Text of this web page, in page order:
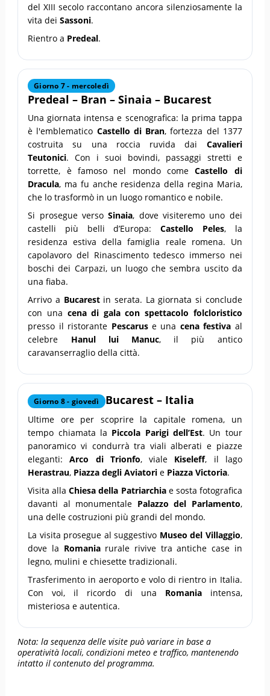
del XIII secolo raccontano ancora silenziosamente la
vita deiSassoni.
Rientro a Predeal.
Giorno 7 - mercoledì
Predeal – Bran – Sinaia – Bucarest
Una giornata intensa e scenografica: la prima tappa
è l'emblematico Castello di Bran, fortezza del 1377
costruita su una roccia ruvida dai Cavalieri
Teutonici. Con i suoi bovindi, passaggi stretti e
torrette, è famoso nel mondo comeCastello di
Dracula, ma fu anche residenza della regina Maria,
che lo trasformò in un luogo romantico e nobile.
Si prosegue versoSinaia, dove visiteremo uno dei
castelli più belli d’Europa:Castello Peles, la
residenza estiva della famiglia reale romena. Un
capolavoro del Rinascimento tedesco immerso nei
boschi dei Carpazi, un luogo che sembra uscito da
una fiaba.
Arrivo a Bucarestin serata. La giornata si conclude
con una cena di gala con spettacolo folcloristico
presso il ristorante Pescaruse una cena festiva al
celebre Hanul lui Manuc, il più antico
caravanserraglio della città.
Giorno 8 - giovedì Bucarest – Italia
Ultime ore per scoprire la capitale romena, un
tempo chiamata la Piccola Parigi dell’Est. Un tour
panoramico vi condurrà tra viali alberati e piazze
eleganti:Arco di Trionfo, viale Kiseleff, il lago
Herastrau, Piazza degli Aviatori e Piazza Victoria.
Visita allaChiesa della Patriarchiae sosta fotografica
davanti al monumentale Palazzo del Parlamento,
una delle costruzioni più grandi del mondo.
La visita prosegue al suggestivo Museo del Villaggio,
dove la Romaniarurale rivive tra antiche case in
legno, mulini e chiesette tradizionali.
Trasferimento in aeroporto e volo di rientro in Italia.
Con voi, il ricordo di una Romaniaintensa,
misteriosa e autentica.
Nota: la sequenza delle visite può variare in base a
operatività locali, condizioni meteo e traffico, mantenendo
intatto il contenuto del programma.